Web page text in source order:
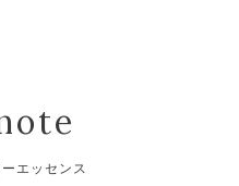
エッセンス